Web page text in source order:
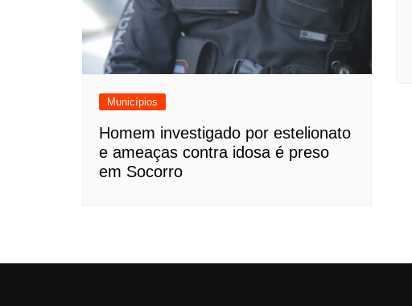
Municípios
Homem investigado por estelionato
e ameaças contra idosa é preso
em Socorro